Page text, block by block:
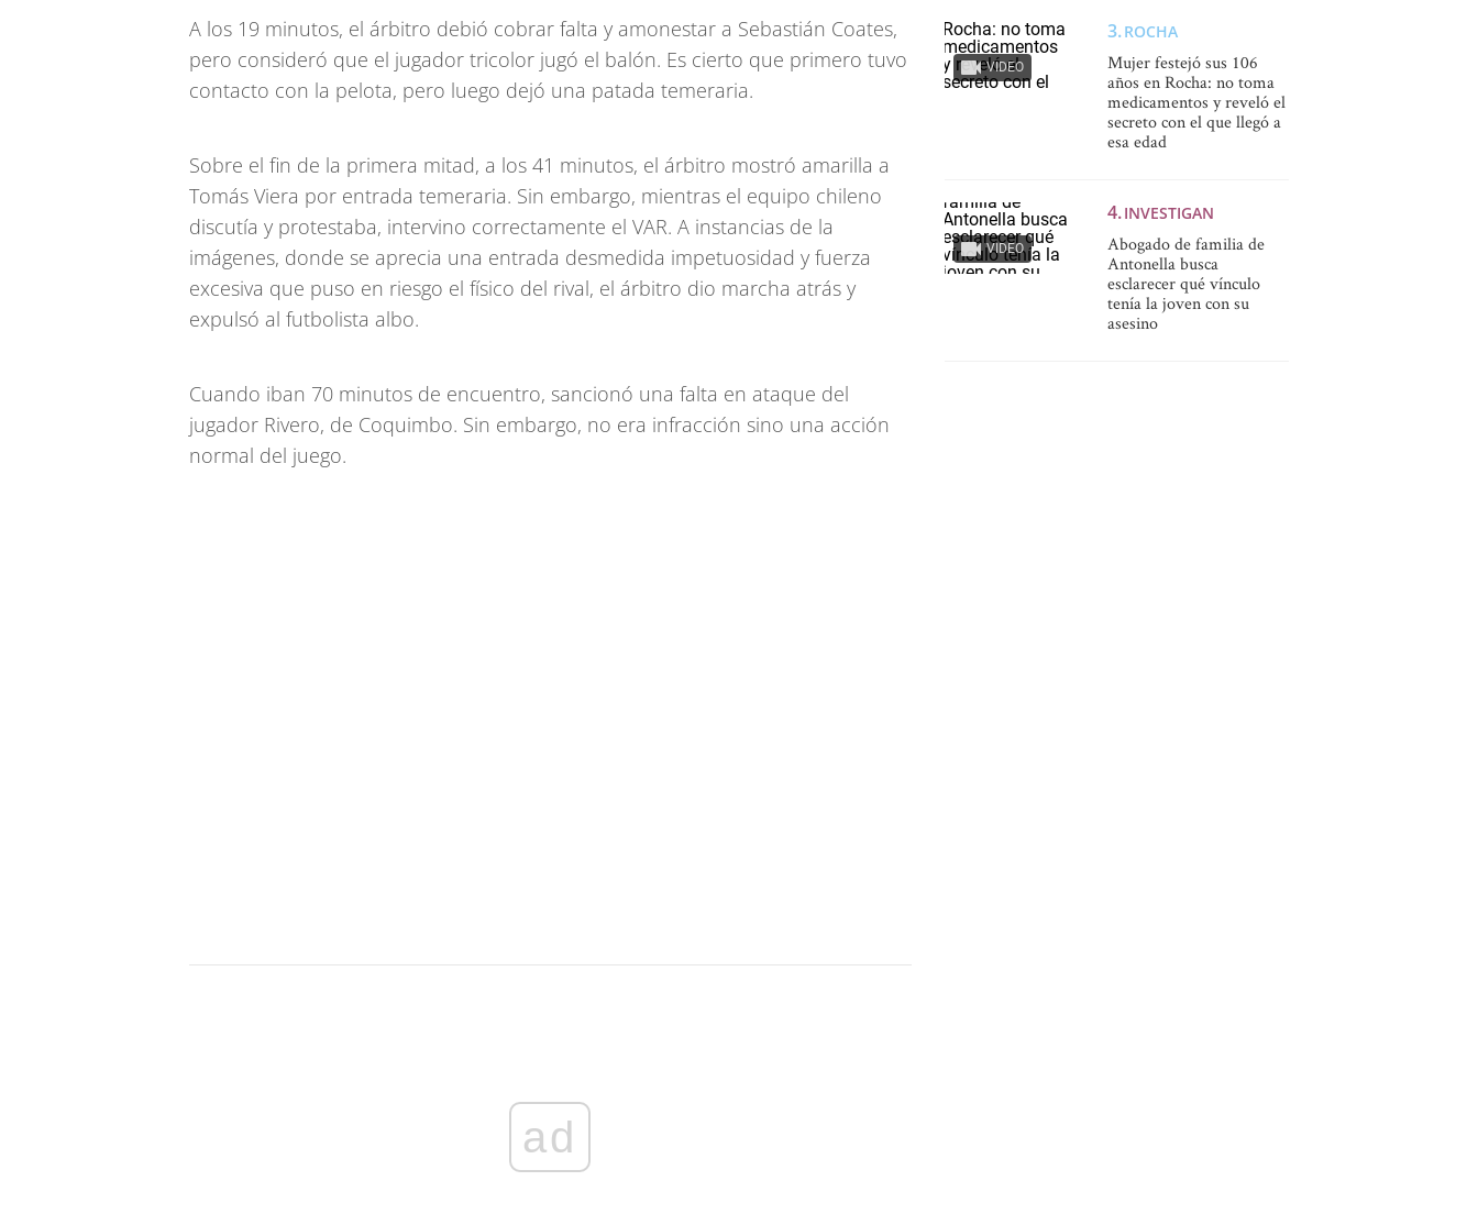
A los 19 minutos, el árbitro debió cobrar falta y amonestar a Sebastián Coates,
pero consideró que el jugador tricolor jugó el balón. Es cierto que primero tuvo
contacto con la pelota, pero luego dejó una patada temeraria.
Sobre el fin de la primera mitad, a los 41 minutos, el árbitro mostró amarilla a
Tomás Viera por entrada temeraria. Sin embargo, mientras el equipo chileno
discutía y protestaba, intervino correctamente el VAR. A instancias de la
imágenes, donde se aprecia una entrada desmedida impetuosidad y fuerza
excesiva que puso en riesgo el físico del rival, el árbitro dio marcha atrás y
expulsó al futbolista albo.
Cuando iban 70 minutos de encuentro, sancionó una falta en ataque del
jugador Rivero, de Coquimbo. Sin embargo, no era infracción sino una acción
normal del juego.
ad
VIDEO
ROCHA
Mujer festejó sus 106
años en Rocha: no toma
medicamentos y reveló el
secreto con el que llegó a
esa edad
VIDEO
INVESTIGAN
Abogado de familia de
Antonella busca
esclarecer qué vínculo
tenía la joven con su
asesino